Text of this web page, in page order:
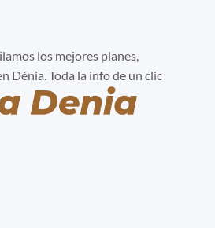
los mejores planes,
Dénia. Toda la info de un clic